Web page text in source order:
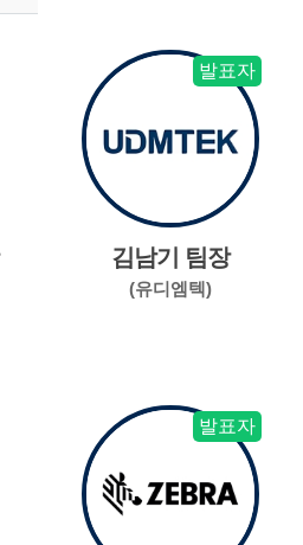
발표자
김남기 팀장
(유디엠텍)
발표자